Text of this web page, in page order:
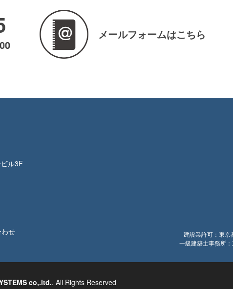
メールフォームはこちら
ル3F
せ
建設業許可：東
一級建築士事務所
co,.ltd.. All Rights Reserved